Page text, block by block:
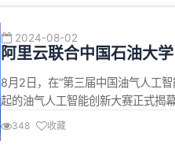
2024-08-02
阿里云联合中国石油大
8月2日，在“第三届中国油气人工
起的油气人工智能创新大赛正式揭
化、中海油等油气及科技领军企业
348 收藏